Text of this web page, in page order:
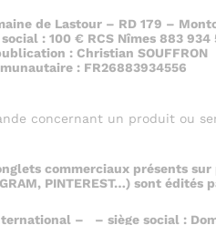
de Lastour – RD 179 –
: 100 € RCS Nîmes 883 934
: Christian SOUFFRON
: FR26883934556
concernant un produit ou
commerciaux présents
PINTEREST…) sont édités
– – siège social :